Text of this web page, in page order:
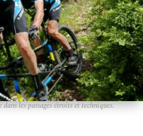
les passages étroits et techniques.